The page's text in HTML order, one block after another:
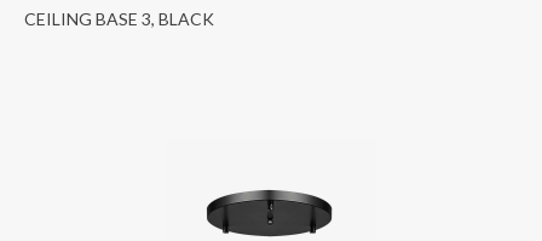
CEILING BASE 3, BLACK